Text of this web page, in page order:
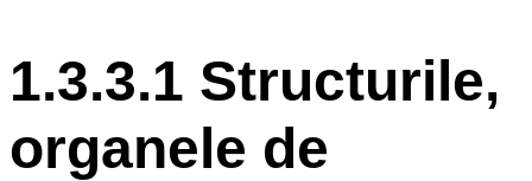
1.3.3.1 Structurile,
organele de